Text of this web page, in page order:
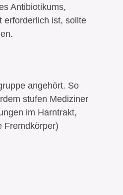
Antibiotikums,
erforderlich ist, sollte
angehört. So
stufen Mediziner
im Harntrakt,
Fremdkörper)